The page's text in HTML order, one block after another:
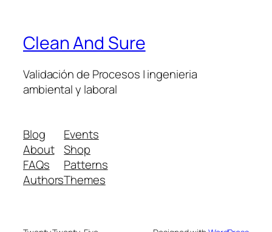
Clean And Sure
Validación de Procesos | ingenieria
ambiental y laboral
Blog
About
FAQs
Authors
Events
Shop
Patterns
Themes